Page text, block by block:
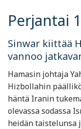
Perjantai
Sinwar kiittää
vannoo
Hamasin johtaja
Hizbollahin
häntä Iranin
olevassa sodassa
heidän taistelunsa